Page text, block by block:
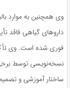
وی همچنین به موارد
داروهای گیاهی فاقد
فوری شده است. وی
نسخه‌نویسی توسط برخی
ساختار آموزشی و